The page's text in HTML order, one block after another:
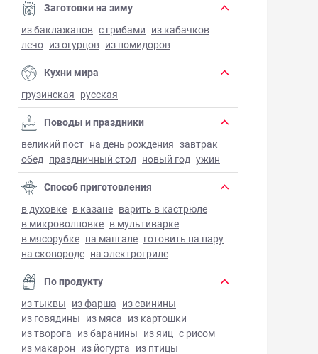
Заготовки на зиму
из баклажанов с грибами из кабачков
лечо из огурцов из помидоров
Кухни мира
грузинская русская
Поводы и праздники
великий пост на день рождения завтрак
обед праздничный стол новый год ужин
Способ приготовления
в духовке в казане варить в кастрюле
в микроволновке в мультиварке
в мясорубке на мангале готовить на пару
на сковороде на электрогриле
По продукту
из тыквы из фарша из свинины
из говядины из мяса из картошки
из творога из баранины из яиц с рисом
из макарон из йогурта из птицы